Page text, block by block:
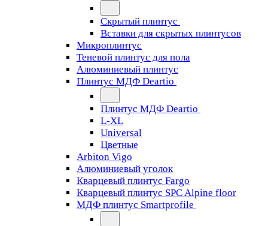
Скрытый плинтус
Вставки для скрытых плинтусов
Микроплинтус
Теневой плинтус для пола
Алюминиевый плинтус
Плинтус МДФ Deartio
Плинтус МДФ Deartio
L-XL
Universal
Цветные
Arbiton Vigo
Алюминиевый уголок
Кварцевый плинтус Fargo
Кварцевый плинтус SPC Alpine floor
МДФ плинтус Smartprofile